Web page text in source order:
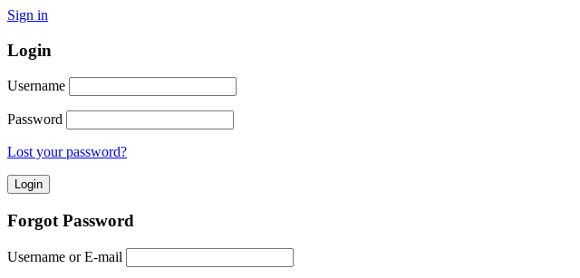
Sign in
Login
Username
Password
Lost your password?
Forgot Password
Username or E-mail